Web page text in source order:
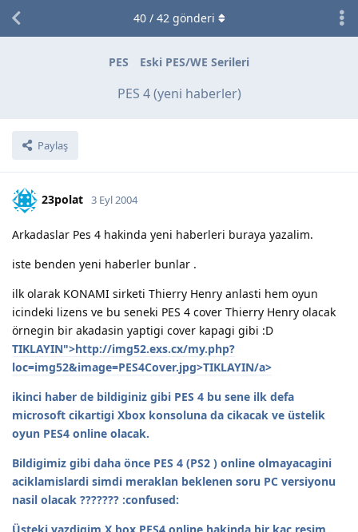
PES Eski PES/WE Serileri
PES 4 (yeni haberler)
Paylaş
40/ 42gönderi
23polat 3 Eyl 2004
Arkadaslar Pes 4 hakinda yeni haberleri buraya yazalim.
iste benden yeni haberler bunlar .
ilk olarak KONAMI sirketi Thierry Henry anlasti hem oyun
icindeki lizens ve bu seneki PES 4 cover Thierry Henry olacak
örnegin bir akadasin yaptigi cover kapagi gibi :D
TIKLAYIN">http://img52.exs.cx/my.php?
loc=img52&image=PES4Cover.jpg>TIKLAYIN/a>
ikinci haber de bildiginiz gibi PES 4 bu sene ilk defa
microsoft cikartigi Xbox konsoluna da cikacak ve üstelik
oyun PES4 online olacak.
Bildigimiz gibi daha önce PES 4 (PS2 ) online olmayacagini
aciklamislardi simdi meraklan beklenen soru PC versiyonu
nasil olacak ??????? :confused: